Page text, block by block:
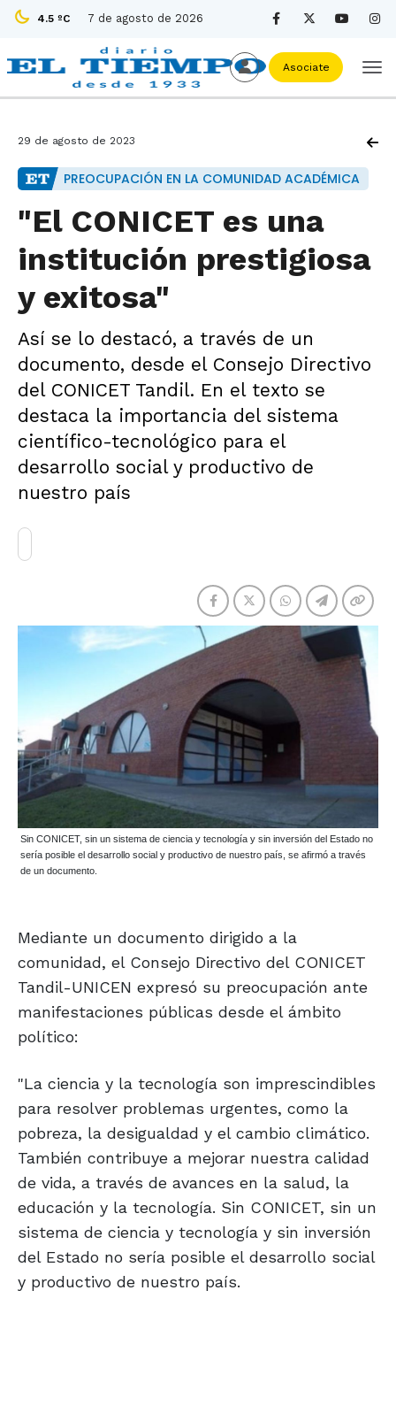
4.5 ºC 7 de agosto de 2026
Asociate
29 de agosto de 2023
PREOCUPACIÓN EN LA COMUNIDAD ACADÉMICA
"El CONICET es una
institución prestigiosa
y exitosa"
Así se lo destacó, a través de un
documento, desde el Consejo Directivo
del CONICET Tandil. En el texto se
destaca la importancia del sistema
científico-tecnológico para el
desarrollo social y productivo de
nuestro país
Sin CONICET, sin un sistema de ciencia y tecnología y sin inversión del Estado no
sería posible el desarrollo social y productivo de nuestro país, se afirmó a través
de un documento.
Mediante un documento dirigido a la
comunidad, el Consejo Directivo del CONICET
Tandil-UNICEN expresó su preocupación ante
manifestaciones públicas desde el ámbito
político:
"La ciencia y la tecnología son imprescindibles
para resolver problemas urgentes, como la
pobreza, la desigualdad y el cambio climático.
También contribuye a mejorar nuestra calidad
de vida, a través de avances en la salud, la
educación y la tecnología. Sin CONICET, sin un
sistema de ciencia y tecnología y sin inversión
del Estado no sería posible el desarrollo social
y productivo de nuestro país.